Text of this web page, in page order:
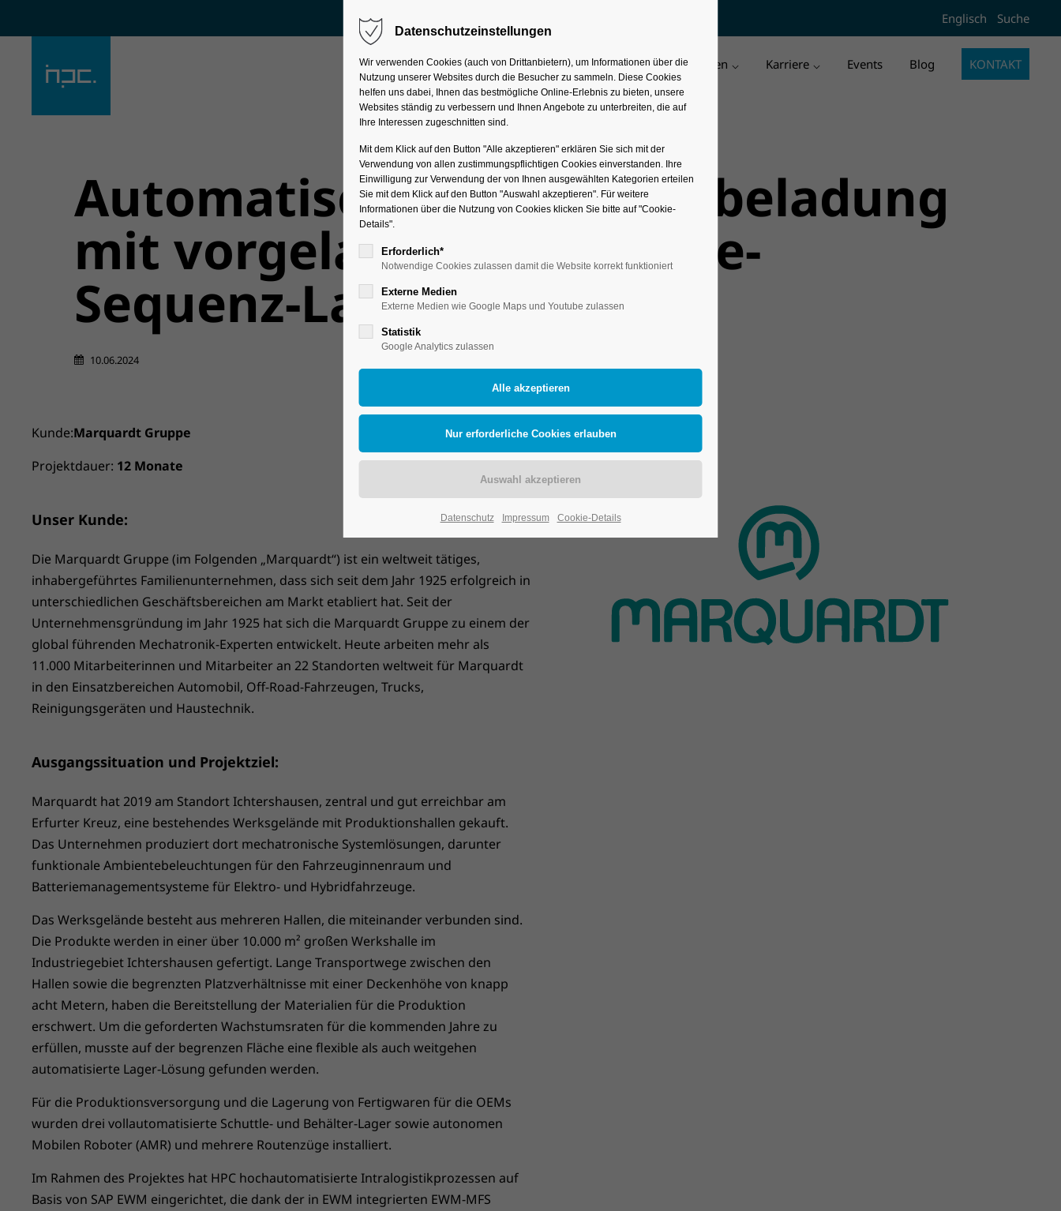
Der Eintrag "offcanvas-col1"
existiert leider nicht.
Der Eintrag "offcanvas-col2"
existiert leider nicht.
Der Eintrag "offcanvas-col3"
existiert leider nicht.
Der Eintrag "offcanvas-col4"
existiert leider nicht.
Englisch Suche
Lösungen Services Branchen Unternehmen Karriere Events Blog KONTAKT
Automatische Routenzugbeladung
mit vorgelagertem Shuttle-
Sequenz-Lager
10.06.2024
Kunde:Marquardt Gruppe
Projektdauer: 12 Monate
Unser Kunde:
Die Marquardt Gruppe (im Folgenden „Marquardt“) ist ein weltweit tätiges,
inhabergeführtes Familienunternehmen, dass sich seit dem Jahr 1925 erfolgreich in
unterschiedlichen Geschäftsbereichen am Markt etabliert hat. Seit der
Unternehmensgründung im Jahr 1925 hat sich die Marquardt Gruppe zu einem der
global führenden Mechatronik-Experten entwickelt. Heute arbeiten mehr als
11.000 Mitarbeiterinnen und Mitarbeiter an 22 Standorten weltweit für Marquardt
in den Einsatzbereichen Automobil, Off-Road-Fahrzeugen, Trucks,
Reinigungsgeräten und Haustechnik.
Ausgangssituation und Projektziel:
Marquardt hat 2019 am Standort Ichtershausen, zentral und gut erreichbar am
Erfurter Kreuz, eine bestehendes Werksgelände mit Produktionshallen gekauft.
Das Unternehmen produziert dort mechatronische Systemlösungen, darunter
funktionale Ambientebeleuchtungen für den Fahrzeuginnenraum und
Batteriemanagementsysteme für Elektro- und Hybridfahrzeuge.
Das Werksgelände besteht aus mehreren Hallen, die miteinander verbunden sind.
Die Produkte werden in einer über 10.000 m² großen Werkshalle im
Industriegebiet Ichtershausen gefertigt. Lange Transportwege zwischen den
Hallen sowie die begrenzten Platzverhältnisse mit einer Deckenhöhe von knapp
acht Metern, haben die Bereitstellung der Materialien für die Produktion
erschwert. Um die geforderten Wachstumsraten für die kommenden Jahre zu
erfüllen, musste auf der begrenzen Fläche eine flexible als auch weitgehen
automatisierte Lager-Lösung gefunden werden.
Für die Produktionsversorgung und die Lagerung von Fertigwaren für die OEMs
wurden drei vollautomatisierte Schuttle- und Behälter-Lager sowie autonomen
Mobilen Roboter (AMR) und mehrere Routenzüge installiert.
Im Rahmen des Projektes hat HPC hochautomatisierte Intralogistikprozessen auf
Basis von SAP EWM eingerichtet, die dank der in EWM integrierten EWM-MFS
Datenschutzeinstellungen
Wir verwenden Cookies (auch von Drittanbietern), um Informationen über die
Nutzung unserer Websites durch die Besucher zu sammeln. Diese Cookies
helfen uns dabei, Ihnen das bestmögliche Online-Erlebnis zu bieten, unsere
Websites ständig zu verbessern und Ihnen Angebote zu unterbreiten, die auf
Ihre Interessen zugeschnitten sind.
Mit dem Klick auf den Button "Alle akzeptieren" erklären Sie sich mit der
Verwendung von allen zustimmungspflichtigen Cookies einverstanden. Ihre
Einwilligung zur Verwendung der von Ihnen ausgewählten Kategorien erteilen
Sie mit dem Klick auf den Button "Auswahl akzeptieren". Für weitere
Informationen über die Nutzung von Cookies klicken Sie bitte auf "Cookie-
Details".
Erforderlich*
Notwendige Cookies zulassen damit die Website korrekt funktioniert
Externe Medien
Externe Medien wie Google Maps und Youtube zulassen
Statistik
Google Analytics zulassen
Datenschutz Impressum Cookie-Details